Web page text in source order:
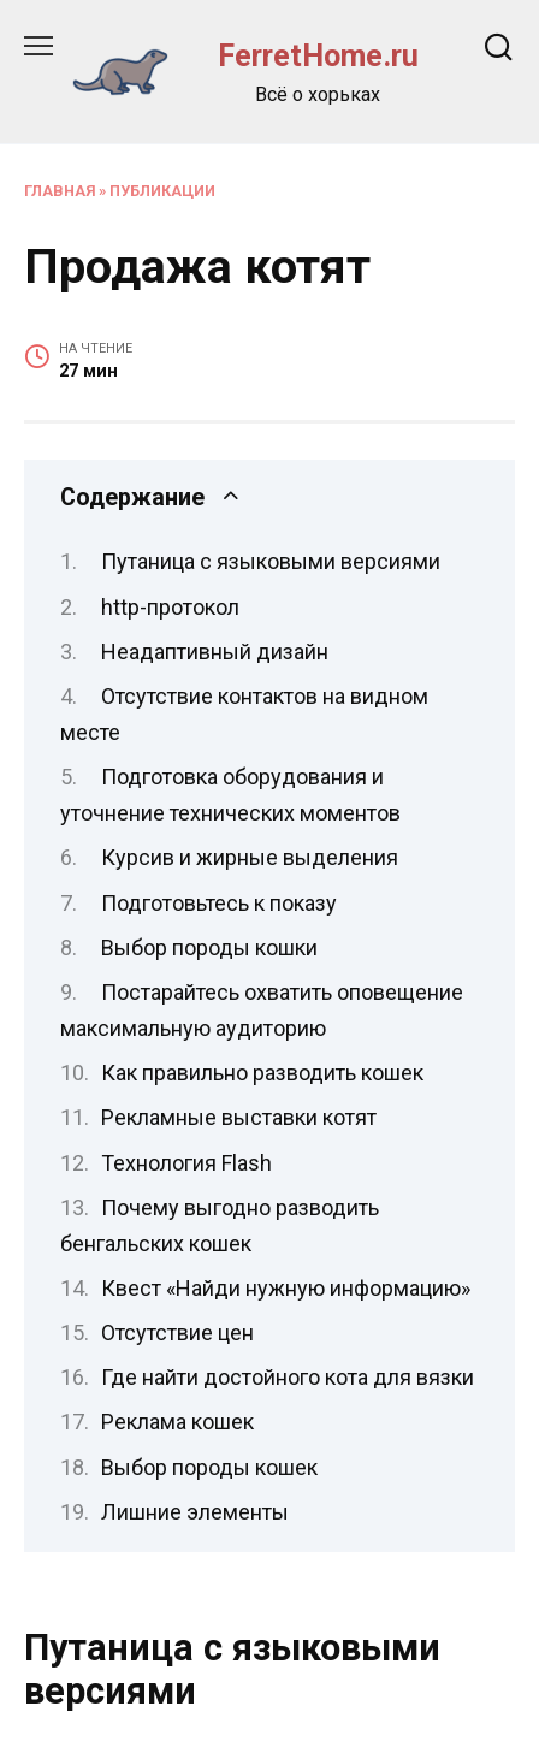
содержанию
FerretHome.ru
Всё о хорьках
ГЛАВНАЯ » ПУБЛИКАЦИИ
Продажа котят
НА ЧТЕНИЕ
27 мин
Содержание
Путаница с языковыми версиями
http-протокол
Неадаптивный дизайн
Отсутствие контактов на видном
месте
Подготовка оборудования и
уточнение технических моментов
Курсив и жирные выделения
Подготовьтесь к показу
Выбор породы кошки
Постарайтесь охватить оповещение
максимальную аудиторию
Как правильно разводить кошек
Рекламные выставки котят
Технология Flash
Почему выгодно разводить
бенгальских кошек
Квест «Найди нужную информацию»
Отсутствие цен
Где найти достойного кота для вязки
Реклама кошек
Выбор породы кошек
Лишние элементы
Путаница с языковыми
версиями